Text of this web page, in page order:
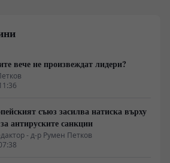
вече не произвеждат лидери?
съюз засилва натиска върху
антируските санкции
- д-р Румен Петков